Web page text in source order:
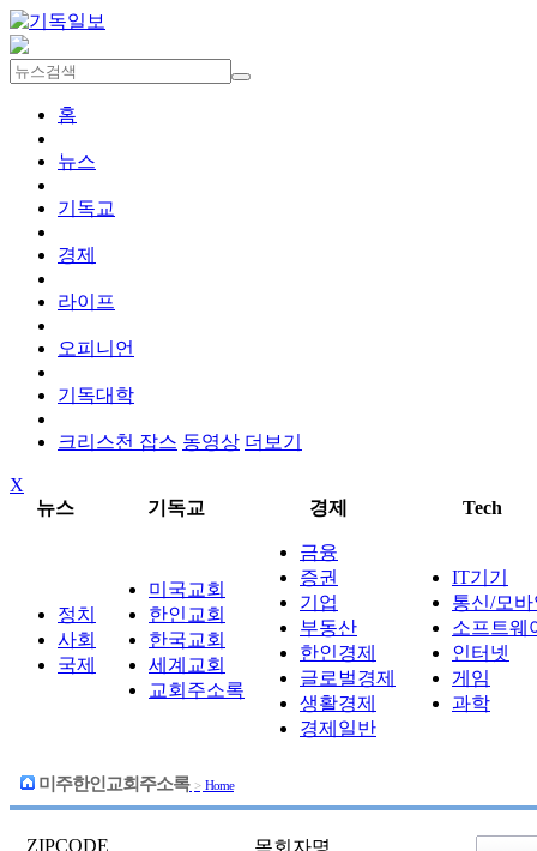
홈
뉴스
기독교
경제
라이프
오피니언
기독대학
크리스천 잡스 동영상 더보기
X
뉴스
기독교 경제 Tech
정치
사회
국제
미국교회
한인교회
한국교회
세계교회
교회주소록
금융
증권
기업
부동산
한인경제
글로벌경제
생활경제
경제일반
IT기기
통신/모
소프트웨
인터넷
게임
과학
미주한인교회주소록 > Home
ZIPCODE 목회자명